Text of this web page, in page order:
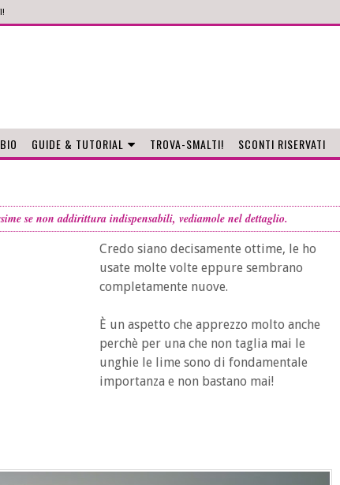
GUIDE & TUTORIAL TROVA-SMALTI! SCONTI RISERVATI
se non addirittura indispensabili, vediamole nel dettaglio.
Credo siano decisamente ottime, le ho
usate molte volte eppure sembrano
completamente nuove.
È un aspetto che apprezzo molto anche
perchè per una che non taglia mai le
unghie le lime sono di fondamentale
importanza e non bastano mai!